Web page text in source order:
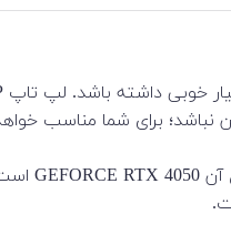
خیلی سنگین نباشد؛ برای شما